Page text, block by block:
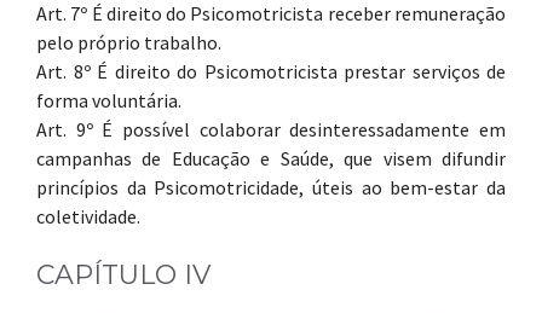
Art. 7º É direito do Psicomotricista receber remuneração
pelo próprio trabalho.
Art. 8º É direito do Psicomotricista prestar serviços de
forma voluntária.
Art. 9º É possível colaborar desinteressadamente em
campanhas de Educação e Saúde, que visem difundir
princípios da Psicomotricidade, úteis ao bem-estar da
coletividade.
CAPÍTULO IV